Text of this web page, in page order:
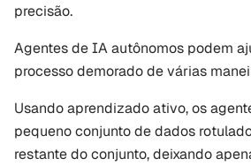
precisão.
Agentes de IA autônomos podem
processo demorado de várias
Usando aprendizado ativo, os
pequeno conjunto de dados
restante do conjunto, deixando